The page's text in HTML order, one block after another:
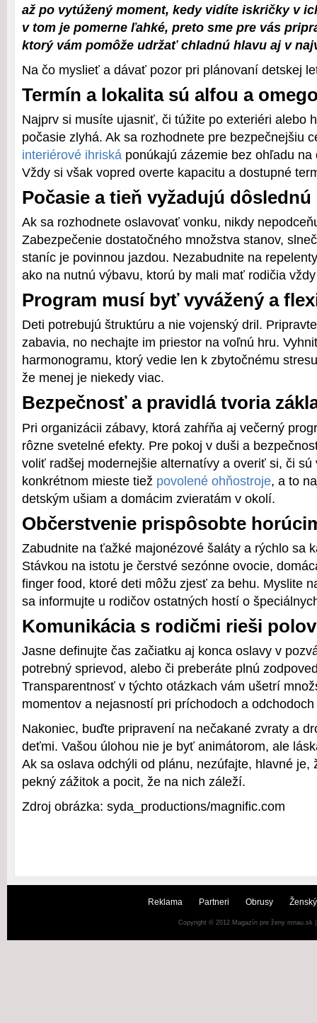
až po vytúžený moment, kedy vidíte iskričky v
v tom je pomerne ľahké, preto sme pre vás
ktorý vám pomôže udržať chladnú hlavu aj v
Na čo myslieť a dávať pozor pri plánovaní detskej
Termín a lokalita sú alfou a
Najprv si musíte ujasniť, či túžite po exteriéri alebo
počasie zlyhá. Ak sa rozhodnete pre bezpečnejšiu
interiérové ihriská ponúkajú zázemie bez ohľadu
Vždy si však vopred overte kapacitu a dostupné
Počasie a tieň vyžadujú
Ak sa rozhodnete oslavovať vonku, nikdy
Zabezpečenie dostatočného množstva stanov,
staníc je povinnou jazdou. Nezabudnite na
ako na nutnú výbavu, ktorú by mali mať rodičia
Program musí byť vyvážený a
Deti potrebujú štruktúru a nie vojenský dril.
zabavia, no nechajte im priestor na voľnú hru.
harmonogramu, ktorý vedie len k zbytočnému
že menej je niekedy viac.
Bezpečnosť a pravidlá tvoria
Pri organizácii zábavy, ktorá zahŕňa aj večerný
rôzne svetelné efekty. Pre pokoj v duši a
voliť radšej modernejšie alternatívy a overiť si, či sú
konkrétnom mieste tiež povolené ohňostroje, a to
detským ušiam a domácim zvieratám v okolí.
Občerstvenie prispôsobte
Zabudnite na ťažké majonézové šaláty a rýchlo sa
Stávkou na istotu je čerstvé sezónne ovocie,
finger food, ktoré deti môžu zjesť za behu. Myslite
sa informujte u rodičov ostatných hostí o
Komunikácia s rodičmi rieši
Jasne definujte čas začiatku aj konca oslavy v
potrebný sprievod, alebo či preberáte plnú
Transparentnosť v týchto otázkach vám ušetrí
momentov a nejasností pri príchodoch a
Nakoniec, buďte pripravení na nečakané zvraty a
deťmi. Vašou úlohou nie je byť animátorom, ale
Ak sa oslava odchýli od plánu, nezúfajte, hlavné je,
pekný zážitok a pocit, že na nich záleží.
Zdroj obrázka: syda_productions/magnific.com
Reklama Partneri Obrusy
Copyright © 2012 Magazín pre ženy mnau.sk